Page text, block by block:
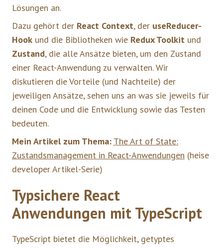
Lösungen an.
Dazu gehört der React Context, der useReducer-
Hook und die Bibliotheken wie Redux Toolkit und
Zustand, die alle Ansätze bieten, um den Zustand
einer React-Anwendung zu verwalten. Wir
diskutieren die Vorteile (und Nachteile) der
jeweiligen Ansätze, sehen uns an was sie jeweils für
deinen Code und die Entwicklung sowie das Testen
bedeuten.
Mein Artikel zum Thema: The Art of State:
Zustandsmanagement in React-Anwendungen (heise
developer Artikel-Serie)
Typsichere React
Anwendungen mit TypeScript
TypeScript bietet die Möglichkeit, getyptes